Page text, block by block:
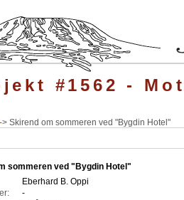
#1562 -
-> Skirend om sommeren ved "Bygdin Hotel"
sommeren ved "Bygdin Hotel"
Eberhard B. Oppi
-